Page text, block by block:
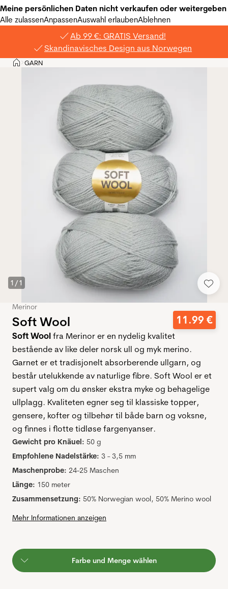
Meine persönlichen Daten nicht verkaufen oder weitergeben
Alle zulassenAnpassenAuswahl erlaubenAblehnen
Ab 99 €: GRATIS Versand!
Skandinavisches Design aus Norwegen
Privat
>GARN
1 /1
Merinor
Soft Wool 11.99 €
Soft Wool fra Merinor er en nydelig kvalitet
bestående av like deler norsk ull og myk merino.
Garnet er et tradisjonelt absorberende ullgarn, og
består utelukkende av naturlige fibre. Soft Wool er et
supert valg om du ønsker ekstra myke og behagelige
ullplagg. Kvaliteten egner seg til klassiske topper,
gensere, kofter og tilbehør til både barn og voksne,
og finnes i flotte tidløse fargenyanser.
Gewicht pro Knäuel: 50 g
Empfohlene Nadelstärke: 3 - 3,5 mm
Maschenprobe: 24-25 Maschen
Länge: 150 meter
Zusammensetzung: 50% Norwegian wool, 50% Merino wool
Mehr Informationen anzeigen
Farbe und Menge wählen